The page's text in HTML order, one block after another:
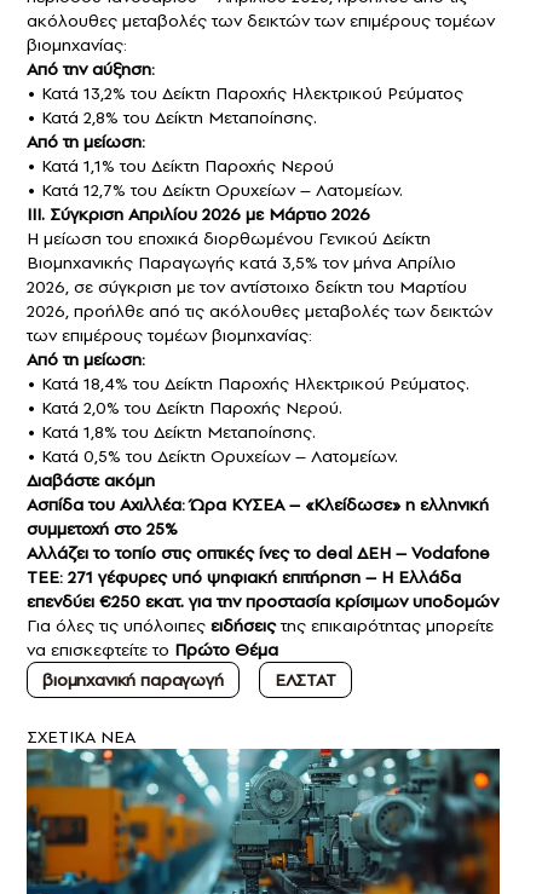
ακόλουθες μεταβολές των δεικτών των επιμέρους τομέων
βιομηχανίας:
Από την αύξηση:
• Κατά 13,2% του Δείκτη Παροχής Ηλεκτρικού Ρεύματος
• Κατά 2,8% του Δείκτη Μεταποίησης.
Από τη μείωση:
• Κατά 1,1% του Δείκτη Παροχής Νερού
• Κατά 12,7% του Δείκτη Ορυχείων – Λατομείων.
IΙΙ. Σύγκριση Απριλίου 2026 με Μάρτιο 2026
Η μείωση του εποχικά διορθωμένου Γενικού Δείκτη
Βιομηχανικής Παραγωγής κατά 3,5% τον μήνα Απρίλιο
2026, σε σύγκριση με τον αντίστοιχο δείκτη του Μαρτίου
2026, προήλθε από τις ακόλουθες μεταβολές των δεικτών
των επιμέρους τομέων βιομηχανίας:
Από τη μείωση:
• Κατά 18,4% του Δείκτη Παροχής Ηλεκτρικού Ρεύματος.
• Κατά 2,0% του Δείκτη Παροχής Νερού.
• Κατά 1,8% του Δείκτη Μεταποίησης.
• Κατά 0,5% του Δείκτη Ορυχείων – Λατομείων.
Διαβάστε ακόμη
Ασπίδα του Αχιλλέα: Ώρα ΚΥΣΕΑ – «Κλείδωσε» η ελληνική
συμμετοχή στο 25%
Αλλάζει το τοπίο στις οπτικές ίνες το deal ΔΕΗ – Vodafone
ΤΕΕ: 271 γέφυρες υπό ψηφιακή επιτήρηση – Η Ελλάδα
επενδύει €250 εκατ. για την προστασία κρίσιμων υποδομών
Για όλες τις υπόλοιπες ειδήσειςτης επικαιρότητας μπορείτε
να επισκεφτείτε το Πρώτο Θέμα
βιομηχανική παραγωγή
ΕΛΣΤΑΤ
ΣXETIKA NEA